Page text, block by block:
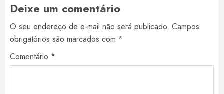
Deixe um comentário
O seu endereço de e-mail não será publicado. Campos
obrigatórios são marcados com *
Comentário *